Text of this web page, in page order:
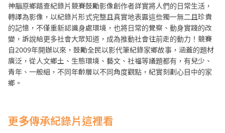
神腦原鄉踏查紀錄片競賽鼓勵影像創作者詳實將人們的日常生活，
轉譯為影像，以紀錄片形式完整且真實地表露這些獨一無二且珍貴
的記憶，不僅重新認識身處環境，也將日常的覺察、動身實踐的改
變，訴說給更多社會大眾知道，成為推動社會往前走的動力！競賽
自2009年開辦以來，鼓勵全民以影代筆紀錄家鄉故事，涵蓋的題材
廣泛，從人文鄉土、生態環境、藝文、社福等議題都有，有兒少、
青年、一般組，不同年齡層以不同角度觀點，紀實刻劃心目中的家
鄉。
更多傳承紀錄片這裡看